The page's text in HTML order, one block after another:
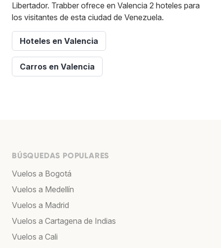
Libertador. Trabber ofrece en Valencia 2 hoteles para
los visitantes de esta ciudad de Venezuela.
Hoteles en Valencia
Carros en Valencia
BÚSQUEDAS POPULARES
Vuelos a Bogotá
Vuelos a Medellín
Vuelos a Madrid
Vuelos a Cartagena de Indias
Vuelos a Cali